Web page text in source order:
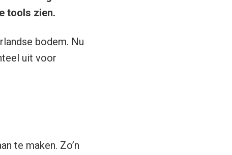
tools zien.
bodem. Nu
uit voor
te maken. Zo’n